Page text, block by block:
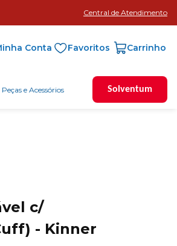
Central de Atendimento
Conta Favoritos
Peças e Acessórios Solventum
c/
- Kinner